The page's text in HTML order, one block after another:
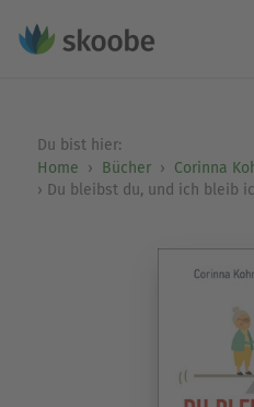
Du bist hier:
Home
Bücher
Corinna
Du bleibst du, und ich bleib